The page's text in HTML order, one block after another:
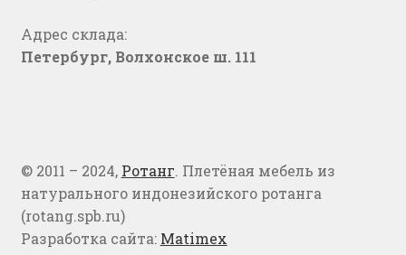
Адрес склада:
Петербург, Волхонское ш. 111
© 2011 – 2024, Ротанг. Плетёная мебель из
натурального индонезийского ротанга
(rotang.spb.ru)
Разработка сайта: Matimex